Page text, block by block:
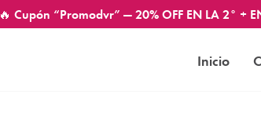
🔥 Cupón “Promodvr” — 20% OFF EN LA 2° +
Inicio